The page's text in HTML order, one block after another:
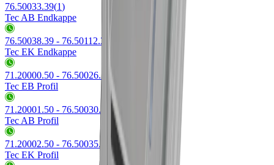
76.50033.39(1)
Tec AB Endkappe
76.50038.39 - 76.50112.39
Tec EK Endkappe
71.20000.50 - 76.50026.50
Tec EB Profil
71.20001.50 - 76.50030.50 (2
Tec AB Profil
71.20002.50 - 76.50035.50 (
)
Tec EK Profil